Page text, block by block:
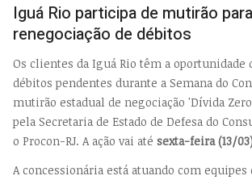
Iguá Rio participa de mutirão para
renegociação de débitos
Os clientes da Iguá Rio têm a
débitos pendentes durante a Semana do
mutirão estadual de negociação 'Dívida
pela Secretaria de Estado de Defesa do
o Procon-RJ. A ação vai até sexta-feira (13/
A concessionária está atuando com